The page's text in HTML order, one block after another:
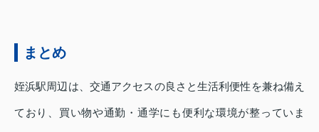
まとめ
姪浜駅周辺は、交通アクセスの良さと生活利便性を兼ね備え
ており、買い物や通勤・通学にも便利な環境が整っていま